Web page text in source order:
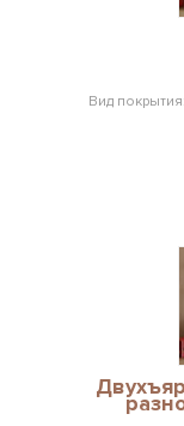
Вид покрытия: